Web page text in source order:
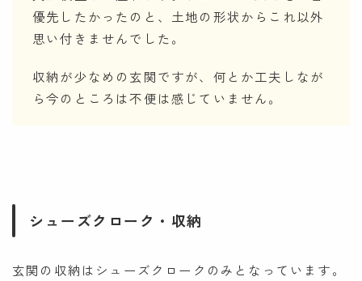
優先したかったのと、土地の形状からこれ以外
思い付きませんでした。
収納が少なめの玄関ですが、何とか工夫しなが
ら今のところは不便は感じていません。
シューズクローク・収納
玄関の収納はシューズクロークのみとなっています。